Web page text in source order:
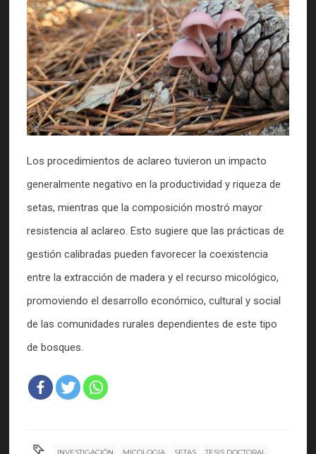
Los procedimientos de aclareo tuvieron un impacto
generalmente negativo en la productividad y riqueza de
setas, mientras que la composición mostró mayor
resistencia al aclareo. Esto sugiere que las prácticas de
gestión calibradas pueden favorecer la coexistencia
entre la extracción de madera y el recurso micológico,
promoviendo el desarrollo económico, cultural y social
de las comunidades rurales dependientes de este tipo
de bosques.